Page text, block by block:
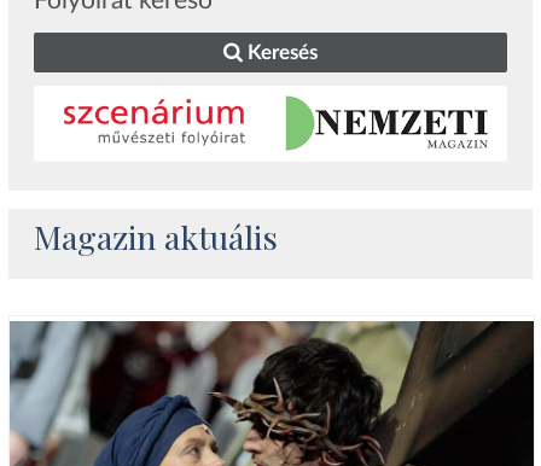
Keresés
Magazin aktuális